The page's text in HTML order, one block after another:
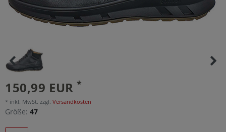
150,99 EUR*
* inkl. MwSt. zzgl. Versandkosten
Größe: 47